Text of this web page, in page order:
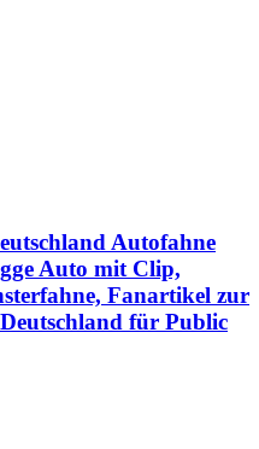
Autofahne
Auto mit Clip,
Fanartikel zur
für Public